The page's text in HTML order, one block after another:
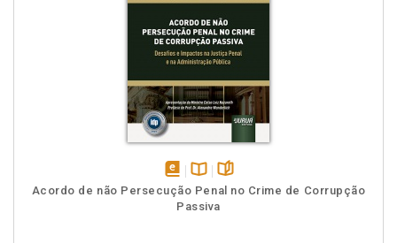
disponível
em
Disponível
na
páginas
Acordo de não Persecução Penal no Crime de Corrupção
Passiva